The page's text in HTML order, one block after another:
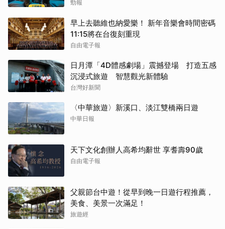
勁報
早上去聽維也納愛樂！ 新年音樂會時間密碼
11:15將在台復刻重現
自由電子報
日月潭「4D體感劇場」震撼登場 打造五感
沉浸式旅遊 智慧觀光新體驗
台灣好新聞
〈中華旅遊〉新溪口、淡江雙橋兩日遊
中華日報
天下文化創辦人高希均辭世 享耆壽90歲
自由電子報
父親節台中遊！從早到晚一日遊行程推薦，
美食、美景一次滿足！
旅遊經